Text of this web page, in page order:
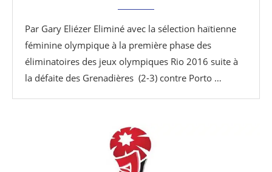
Par Gary Eliézer Eliminé avec la sélection haïtienne
féminine olympique à la première phase des
éliminatoires des jeux olympiques Rio 2016 suite à
la défaite des Grenadières (2-3) contre Porto …